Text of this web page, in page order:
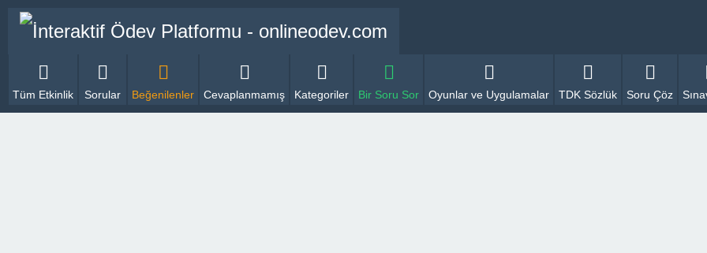
Tüm Etkinlik Sorular Beğenilenler Cevaplanmamış Kategoriler Bir Soru Sor Oyunlar ve Uygulamalar TDK Sözlük Soru Çöz